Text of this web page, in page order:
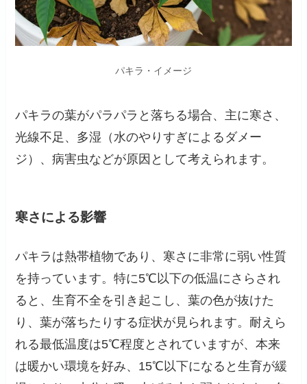
パキラ・イメージ
パキラの葉がパラパラと落ちる場合、主に寒さ、
光線不足、多湿（水のやりすぎによるダメー
ジ）、病害虫などが原因として考えられます。
寒さによる影響
パキラは熱帯植物であり、寒さに非常に弱い性質
を持っています。特に5℃以下の低温にさらされ
ると、生育不全を引き起こし、葉の色が抜けた
り、葉が落ちたりする症状が見られます。耐えら
れる最低温度は5℃程度とされていますが、本来
は暖かい環境を好み、15℃以下になると生育が緩